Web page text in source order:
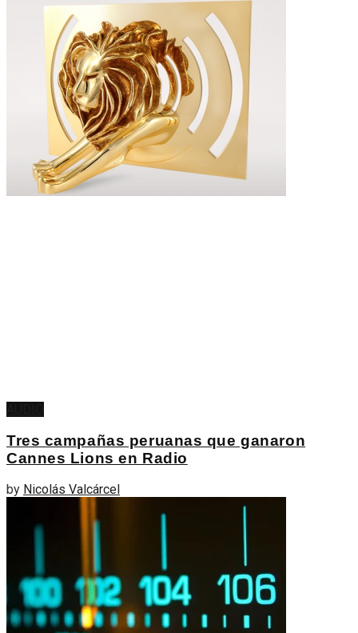
Tres campañas peruanas que ganaron
Cannes Lions en Radio
by Nicolás Valcárcel